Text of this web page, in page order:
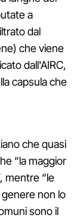
a
dal
che viene
dall'AIRC,
capsula che
che quasi
“la maggior
mentre “le
non lo
sono il